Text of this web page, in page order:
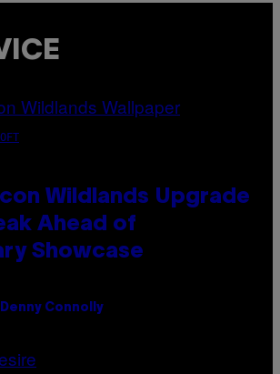
Wildlands Upgrade
Ahead of
Showcase
Denny Connolly